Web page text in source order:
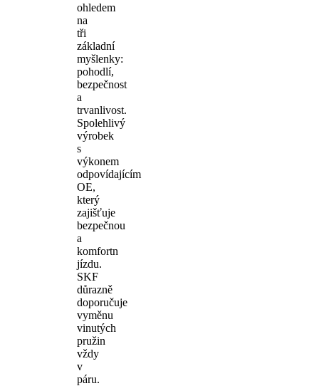
ohledem
na
tři
základní
myšlenky:
pohodlí,
bezpečnost
a
trvanlivost.
Spolehlivý
výrobek
s
výkonem
odpovídajícím
OE,
který
zajišťuje
bezpečnou
a
komfortn
jízdu.
SKF
důrazně
doporučuje
vyměnu
vinutých
pružin
vždy
v
páru.